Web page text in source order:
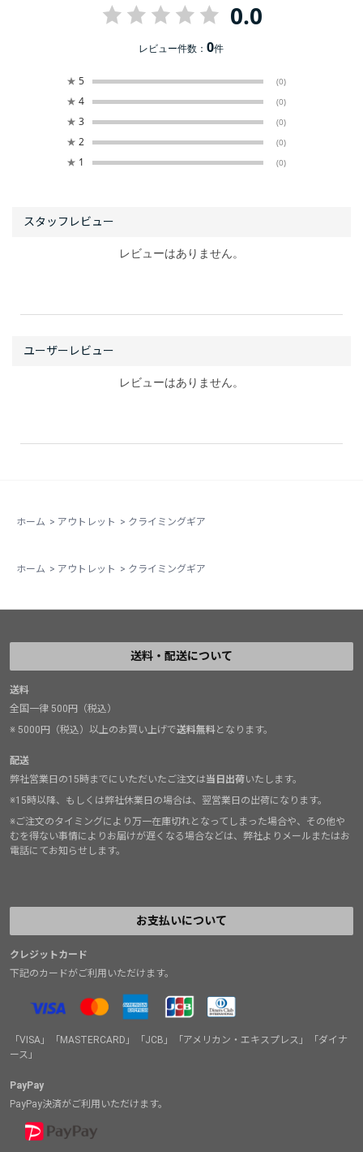
0.0
レビュー件数：0件
★ 5 (0)
★ 4 (0)
★ 3 (0)
★ 2 (0)
★ 1 (0)
レビューはありません。
レビューはありません。
ホーム > アウトレット > クライミングギア
ホーム > アウトレット > クライミングギア
送料・配送について
送料
全国一律 500円（税込）
※ 5000円（税込）以上のお買い上げで送料無料となります。
配送
弊社営業日の15時までにいただいたご注文は当日出荷いたします。
※15時以降、もしくは弊社休業日の場合は、翌営業日の出荷になります。
※ご注文のタイミングにより万一在庫切れとなってしまった場合や、その他や
むを得ない事情によりお届けが遅くなる場合などは、弊社よりメールまたはお
電話にてお知らせします。
お支払いについて
クレジットカード
下記のカードがご利用いただけます。
「VISA」「MASTERCARD」「JCB」「アメリカン・エキスプレス」「ダイナ
ース」
PayPay
PayPay決済がご利用いただけます。